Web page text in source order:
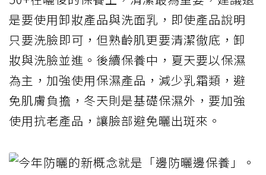
是要使用卸妝產品與洗面乳，即使產品說明
只要洗臉即可，但熟齡肌更要清潔徹底，卸
妝與洗臉並進。後續保養中，夏天要以保濕
為主，加強使用保濕產品，減少乳霜類，避
免肌膚負擔，冬天則是基礎保濕外，要加強
使用抗老產品，讓臉部避免曬出斑來。